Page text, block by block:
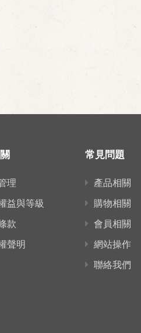
理
益與等級
款
聲明
常見問題
產品相關
購物相關
會員相關
網站操作
聯絡我們